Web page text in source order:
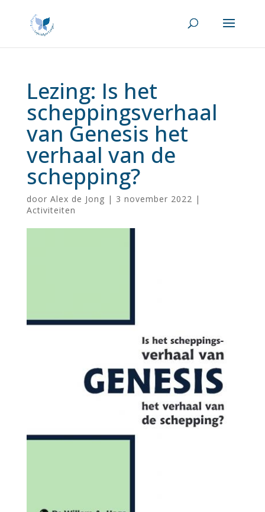
Lezing: Is het
scheppingsverhaal
van Genesis het
verhaal van de
schepping?
door Alex de Jong | 3 november 2022 |
Activiteiten